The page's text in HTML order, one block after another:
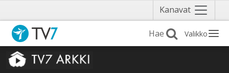
Kanavat Näytä
valikko
Valikko